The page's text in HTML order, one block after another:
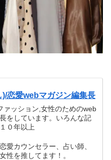
恋愛webマガジン編集長
ァッション,女性のためのweb
をしています。いろんな記
０年以上
愛カウンセラー、占い師、
性を推してます！。